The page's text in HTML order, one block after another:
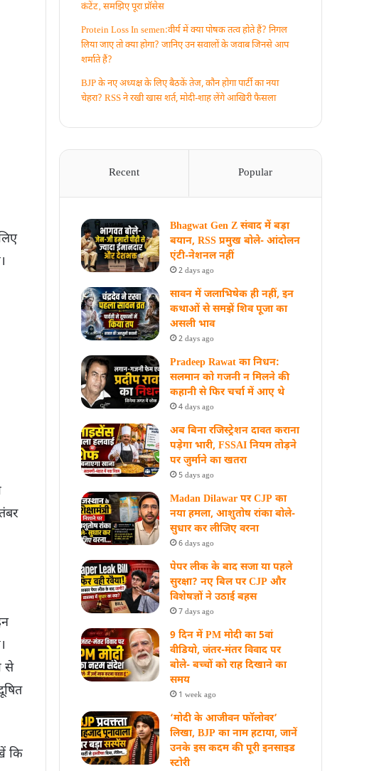
से
कि
कंटेंट‚ समझिए पूरा प्रॉसेस
Protein Loss In semen:वीर्य में क्या पोषक तत्व होते हैं? निगल
लिया जाए तो क्या होगा? जानिए उन सवालों के जवाब जिनसे आप
शर्माते हैं?
BJP के नए अध्यक्ष के लिए बैठकें तेज, कौन होगा पार्टी का नया
चेहरा? RSS ने रखी खास शर्त, मोदी-शाह लेंगे आखिरी फैसला
Recent Popular
Bhagwat Gen Z संवाद में बड़ा
बयान, RSS प्रमुख बोले- आंदोलन
एंटी-नेशनल नहीं
2 days ago
सावन में जलाभिषेक ही नहीं, इन
कथाओं से समझें शिव पूजा का
असली भाव
2 days ago
Pradeep Rawat का निधन:
सलमान को गजनी न मिलने की
कहानी से फिर चर्चा में आए थे
4 days ago
अब बिना रजिस्ट्रेशन दावत कराना
पड़ेगा भारी, FSSAI नियम तोड़ने
पर जुर्माने का खतरा
5 days ago
Madan Dilawar पर CJP का
नया हमला, आशुतोष रांका बोले-
सुधार कर लीजिए वरना
6 days ago
पेपर लीक के बाद सजा या पहले
सुरक्षा? नए बिल पर CJP और
विशेषज्ञों ने उठाई बहस
7 days ago
9 दिन में PM मोदी का 5वां
वीडियो, जंतर-मंतर विवाद पर
बोले- बच्चों को राह दिखाने का
समय
1 week ago
‘मोदी के आजीवन फॉलोवर’
लिखा, BJP का नाम हटाया, जानें
उनके इस कदम की पूरी इनसाइड
स्‍टोरी